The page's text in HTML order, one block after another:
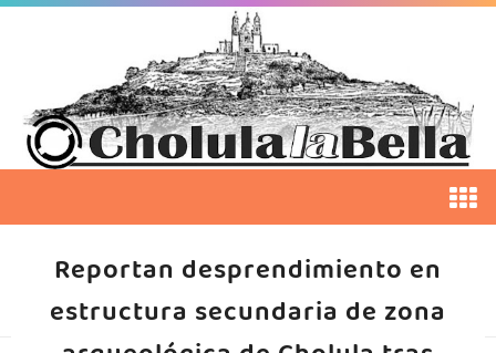
Reportan desprendimiento en
estructura secundaria de zona